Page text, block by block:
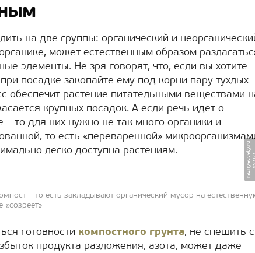
на две группы: органический и
может естественным образом
элементы. Не зря говорят, что, если вы хотите
посадке закопайте ему под корни пару тухлых
обеспечит растение питательными веществами
крупных посадок. А если речь идёт о
то для них нужно не так много органики и
то есть «переваренной»
легко доступна растениям.
u
– то есть закладывают органический мусор на
«созреет»
готовности компостного грунта, не спешить с
продукта разложения, азота, может даже